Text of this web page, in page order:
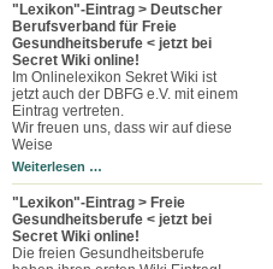
"Lexikon"-Eintrag > Deutscher
Berufsverband für Freie
Gesundheitsberufe < jetzt bei
Secret Wiki online!
Im Onlinelexikon Sekret Wiki ist
jetzt auch der DBFG e.V. mit einem
Eintrag vertreten.
Wir freuen uns, dass wir auf diese
Weise
Weiterlesen …
"Lexikon"-Eintrag > Freie
Gesundheitsberufe < jetzt bei
Secret Wiki online!
Die freien Gesundheitsberufe